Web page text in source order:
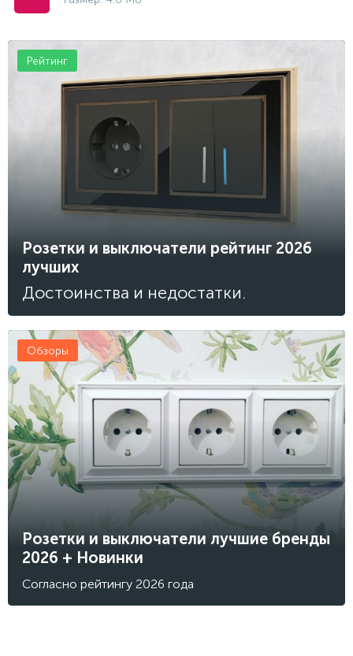
Розетки и выключатели рейтинг 2026
лучших
Достоинства и недостатки.
Рейтинг
Розетки и выключатели лучшие бренды
2026 + Новинки
Согласно рейтингу 2026 года
Обзоры